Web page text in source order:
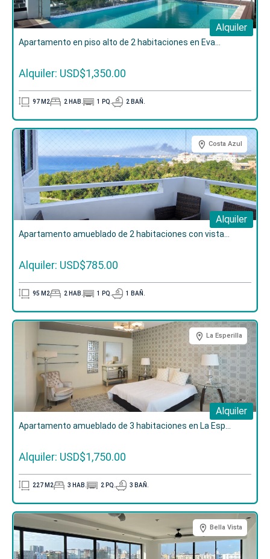
Alquiler
Apartamento en piso alto de 2 habitaciones en Eva...
Alquiler: USD$1,350.00
97 M2 2 HAB. 1 PQ. 2 BAÑ.
Costa Azul
Alquiler
Apartamento amueblado de 2 habitaciones con vista...
Alquiler: USD$785.00
95 M2 2 HAB. 1 PQ. 1 BAÑ.
La Esperilla
Alquiler
Apartamento amueblado de 3 habitaciones en La Esp...
Alquiler: USD$1,750.00
227 M2 3 HAB. 2 PQ. 3 BAÑ.
Bella Vista